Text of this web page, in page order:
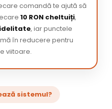
comandă te ajută să
10 RON cheltuiți,
, iar punctele
în reducere pentru
viitoare.
sistemul?